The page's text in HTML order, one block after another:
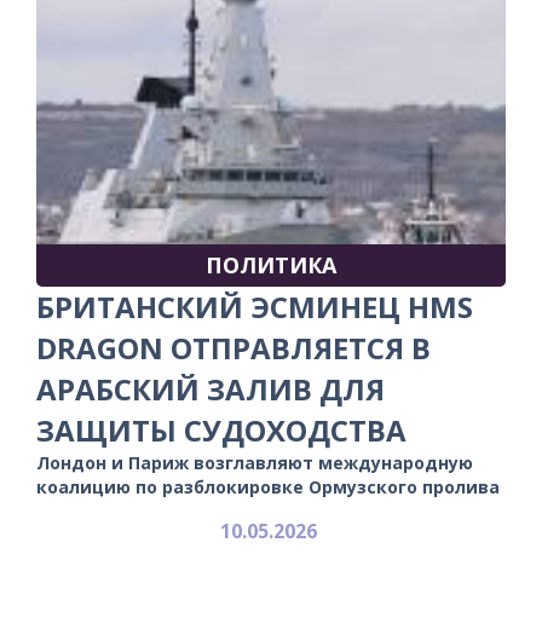
ПОЛИТИКА
БРИТАНСКИЙ ЭСМИНЕЦ HMS
DRAGON ОТПРАВЛЯЕТСЯ В
АРАБСКИЙ ЗАЛИВ ДЛЯ
ЗАЩИТЫ СУДОХОДСТВА
Лондон и Париж возглавляют международную
коалицию по разблокировке Ормузского пролива
10.05.2026